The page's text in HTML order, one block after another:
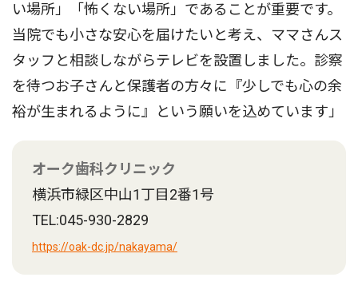
い場所」「怖くない場所」であることが重要です。
当院でも小さな安心を届けたいと考え、ママさんス
タッフと相談しながらテレビを設置しました。診察
を待つお子さんと保護者の方々に『少しでも心の余
裕が生まれるように』という願いを込めています」
オーク歯科クリニック
横浜市緑区中山1丁目2番1号
TEL:045-930-2829
https://oak-dc.jp/nakayama/